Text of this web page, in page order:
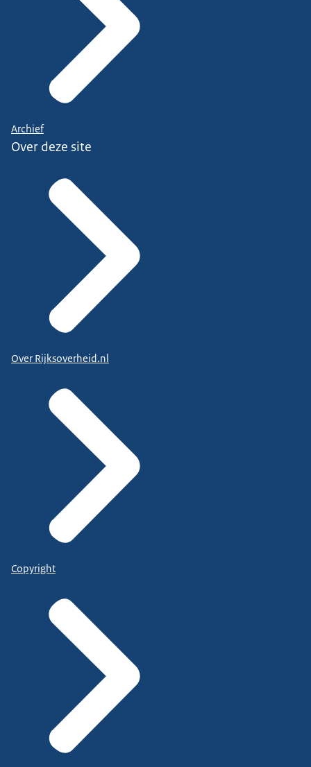
Archief
Over deze site
Over Rijksoverheid.nl
Copyright